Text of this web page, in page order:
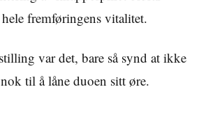
fremføringens vitalitet.
var det, bare så synd at ikke
til å låne duoen sitt øre.